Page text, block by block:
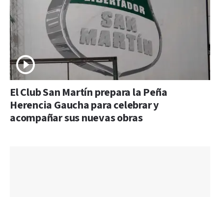
El Club San Martín prepara la Peña
Herencia Gaucha para celebrar y
acompañar sus nuevas obras